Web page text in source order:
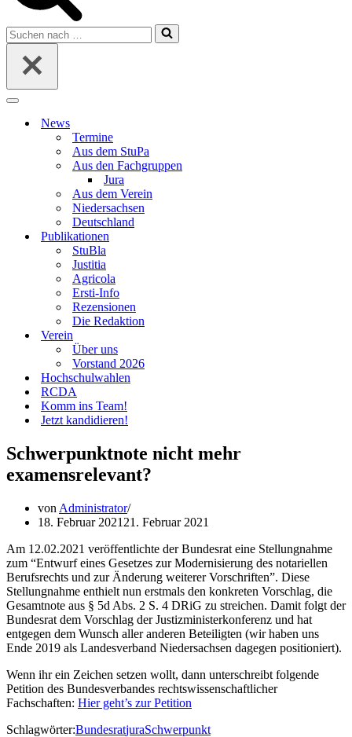
Suchen
nach …
Navigations-
News
Termine
Aus dem StuPa
Aus den Fachgruppen
Jura
Aus dem Verein
Niedersachsen
Deutschland
Publikationen
StuBla
Justitia
Agricola
Ersti-Info
Rezensionen
Die Redaktion
Verein
Über uns
Vorstand 2026
Hochschulwahlen
RCDA
Komm ins Team!
Jetzt kandidieren!
Schwerpunktnote nicht mehr
examensrelevant?
von Administrator
18. Februar 2021 21. Februar 2021
Am 12.02.2021 veröffentlichte der Bundesrat eine Stellungnahme
zum “Entwurf eines Gesetzes zur Modernisierung des notariellen
Berufsrechts und zur Änderung weiterer Vorschriften”. Diese
Stellungnahme enthielt nun erstmals den konkreten Vorschlag, die
Gesamtnote aus § 5d Abs. 2 S. 4 DRiG zu streichen. Damit folgt der
Bundesrat dem Vorschlag der Justizministerkonferenz und hat
entgegen dem Wunsch aller anderen Beteiligten (wir haben uns
Ende 2019 als Landesverband Niedersachsen dagegen positioniert).
Wenn ihr ein Zeichen setzen wollt, dann unterschreibt folgende
Petition des Bundesverbandes rechtswissenschaftlicher
Fachschaften: Hier geht’s zur Petition
Schlagwörter:BundesratjuraSchwerpunkt